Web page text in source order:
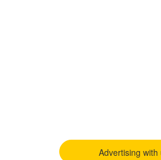
Advertising with